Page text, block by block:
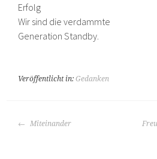
Erfolg
Wir sind die verdammte
Generation Standby.
Veröffentlicht in:Gedanken
BEITRAGS-
Miteinander